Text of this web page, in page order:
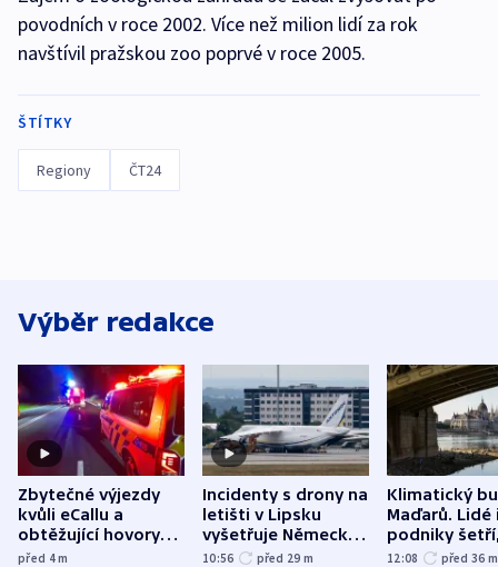
povodních v roce 2002. Více než milion lidí za rok
navštívil pražskou zoo poprvé v roce 2005.
ŠTÍTKY
Regiony ČT24
Výběr redakce
Zbytečné výjezdy
kvůli eCallu a
obtěžující hovory
zdržují záchranáře
před 4m
Incidenty s drony na
letišti v Lipsku
vyšetřuje Německo
jako úmyslný pokus
10:56 před 29 m
Klimatický
Maďarů. Lidé
podniky
omezuje se
12:08 před 36 m